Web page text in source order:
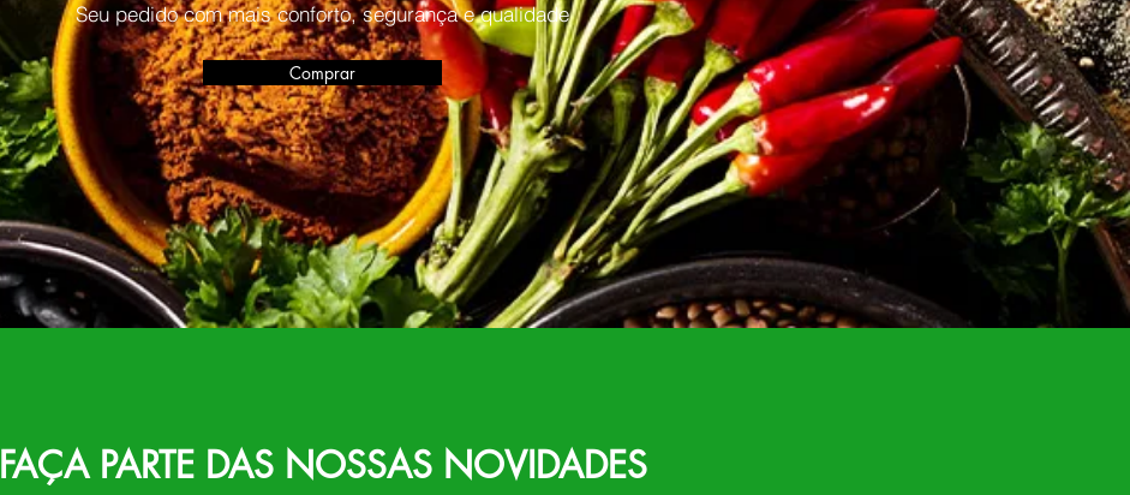
Seu pedido com mais conforto, segurança e qualidade
Comprar
FAÇA PARTE DAS NOSSAS NOVIDADES